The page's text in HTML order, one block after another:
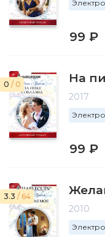
99 ₽
0 / 0 На
2017
99 ₽
3.3 / 64
2010